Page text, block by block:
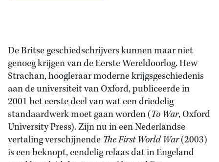
Zoek
De Britse geschiedschrijvers kunnen maar niet
genoeg krijgen van de Eerste Wereldoorlog. Hew
Strachan, hoogleraar moderne krijgsgeschiedenis
aan de universiteit van Oxford, publiceerde in
2001 het eerste deel van wat een driedelig
standaardwerk moet gaan worden (To War, Oxford
University Press). Zijn nu in een Nederlandse
vertaling verschijnende The First World War(2003)
is een beknopt, eendelig relaas dat in Engeland